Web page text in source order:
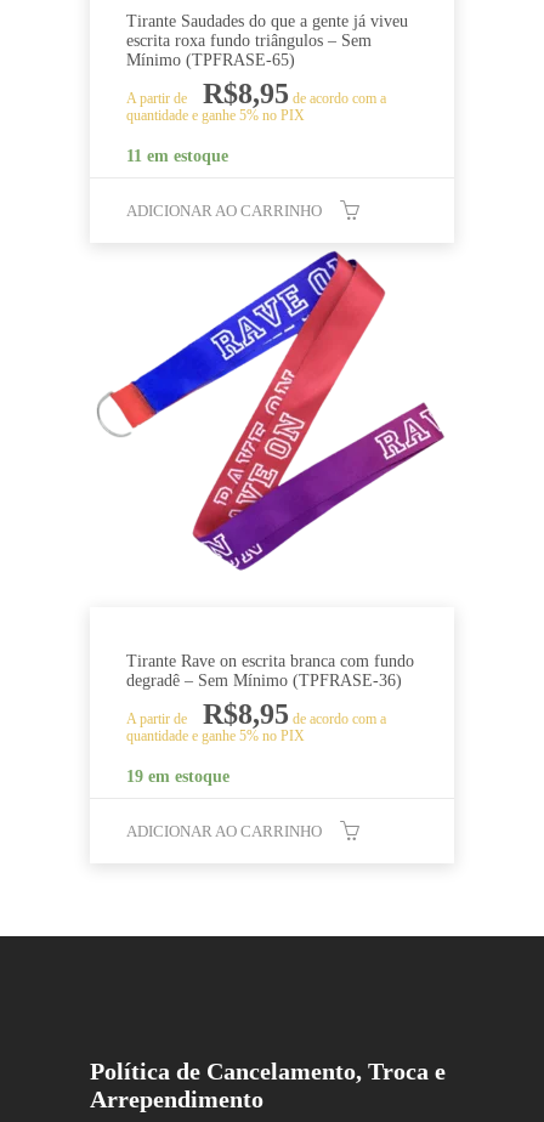
Tirante Saudades do que a gente já viveu
escrita roxa fundo triângulos – Sem
Mínimo (TPFRASE-65)
A partir de R$8,95 de acordo com a
quantidade e ganhe 5% no PIX
11 em estoque
ADICIONAR AO CARRINHO
Tirante Rave on escrita branca com fundo
degradê – Sem Mínimo (TPFRASE-36)
A partir de R$8,95 de acordo com a
quantidade e ganhe 5% no PIX
19 em estoque
ADICIONAR AO CARRINHO
Política de Cancelamento, Troca e
Arrependimento